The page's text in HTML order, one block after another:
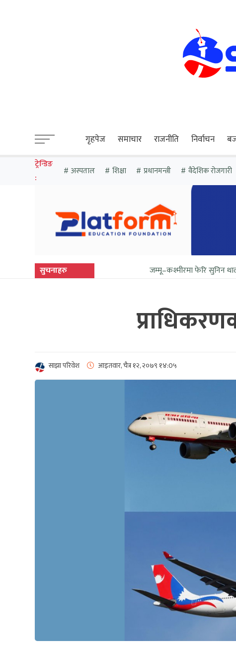
गृहपेज समाचार राजनीति निर्वाचन
ट्रेन्डिङ
:
अस्पताल शिक्षा प्रधानमन्त्री वैदेशिक रोजगारी
सुचनाहरु जम्मू–कश्मीरमा फेरि सुनिन थाल्यो गोली र
साझा परिवेश आइतवार, चैत्र १२, २०७९ १४:0५